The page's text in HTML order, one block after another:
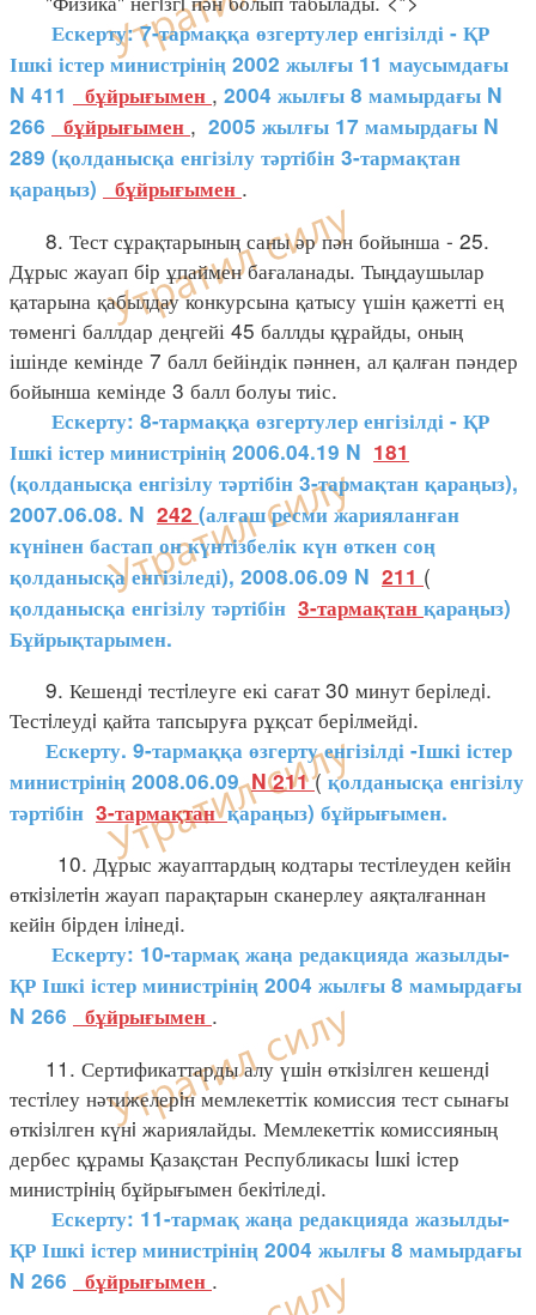
Ескерту: 7-тармаққа өзгертулер енгізілді - ҚР
Ішкі істер министрінің 2002 жылғы 11 маусымдағы
N 411
бұйрығымен , 2004 жылғы 8 мамырдағы N
266
бұйрығымен , 2005 жылғы 17 мамырдағы N
289 (қолданысқа енгізілу тәртібін 3-тармақтан
қараңыз)
бұйрығымен .
8. Тест сұрақтарының саны әр пән бойынша - 25.
Дұрыс жауап бiр ұпаймен бағаланады. Тыңдаушылар
қатарына қабылдау конкурсына қатысу үшін қажетті ең
төменгі баллдар деңгейі 45 баллды құрайды, оның
ішінде кемінде 7 балл бейіндік пәннен, ал қалған пәндер
бойынша кемінде 3 балл болуы тиіс.
Ескерту: 8-тармаққа өзгертулер енгізілді - ҚР
Ішкі істер министрінің 2006.04.19 N 181
(қолданысқа енгізілу тәртібін 3-тармақтан қараңыз),
2007.06.08. N 242 (алғаш ресми жарияланған
күнінен бастап он күнтізбелік күн өткен соң
қолданысқа енгізіледі), 2008.06.09 N 211 (
қолданысқа енгізілу тәртібін 3-тармақтан қараңыз)
Бұйрықтарымен.
9. Кешендi тестiлеуге екі сағат 30 минут берiледi.
Тестiлеудi қайта тапсыруға рұқсат берiлмейдi.
Ескерту. 9-тармаққа өзгерту енгізілді -Ішкі істер
министрінің 2008.06.09N 211(қолданысқа енгізілу
тәртібін 3-тармақтанқараңыз) бұйрығымен.
10. Дұрыс жауаптардың кодтары тестiлеуден кейiн
өткiзiлетiн жауап парақтарын сканерлеу аяқталғаннан
кейiн бiрден iлiнедi.
Ескерту: 10-тармақ жаңа редакцияда жазылды-
ҚР Ішкі істер министрінің 2004 жылғы 8 мамырдағы
N 266
бұйрығымен .
11. Сертификаттарды алу үшiн өткiзiлген кешендi
тестiлеу нәтижелерiн мемлекеттік комиссия тест сынағы
өткiзiлген күнi жариялайды. Мемлекеттік комиссияның
дербес құрамы Қазақстан Республикасы Iшкi iстер
министрiнiң бұйрығымен бекiтiледi.
Ескерту: 11-тармақ жаңа редакцияда жазылды-
ҚР Ішкі істер министрінің 2004 жылғы 8 мамырдағы
N 266
бұйрығымен .